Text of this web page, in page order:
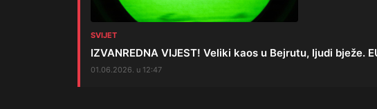
SVIJET
IZVANREDNA VIJEST! Veliki kaos u Bejrutu, ljudi bježe.
01.06.2026. u 12:47